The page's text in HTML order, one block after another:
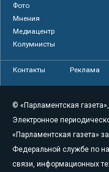
Фото
Мнения
Медиацентр
Колумнисты
Контакты Реклама
© «Парламентская газета»,
Электронное
«Парламентская газета»
Федеральной службе по
связи, информационных